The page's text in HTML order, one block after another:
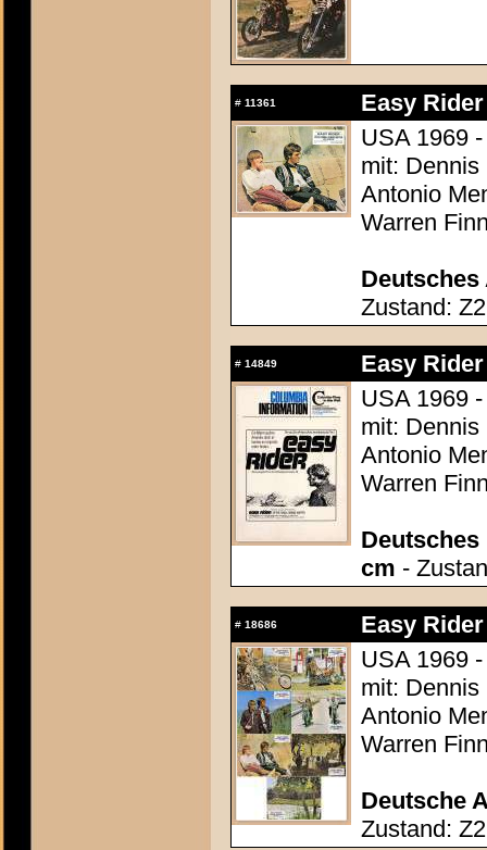
# 11361
Easy
USA 1969
mit: Dennis
Antonio
Warren
Deutsches
Zustand: Z2
# 14849
Easy
USA 1969
mit: Dennis
Antonio
Warren
Deutsches
cm -
# 18686
Easy
USA 1969
mit: Dennis
Antonio
Warren
Deutsche
Zustand: Z2